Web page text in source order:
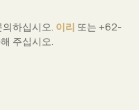
하십시오. 이리 또는 +62-
주십시오.